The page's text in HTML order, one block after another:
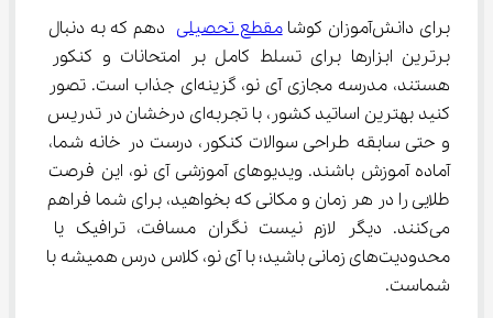
برای دانش‌آموزان کوشا مقطع تحصیلی دهم که به دنبال
برترین ابزارها برای تسلط کامل بر امتحانات و کنکور
هستند، مدرسه مجازی آی نو، گزینه‌ای جذاب است. تصور
کنید بهترین اساتید کشور، با تجربه‌ای درخشان در تدریس
و حتی سابقه طراحی سوالات کنکور، درست در خانه شما،
آماده آموزش باشند. ویدیوهای آموزشی آی نو، این فرصت
طلایی را در هر زمان و مکانی که بخواهید، برای شما فراهم
می‌کنند. دیگر لازم نیست نگران مسافت، ترافیک یا
محدودیت‌های زمانی باشید؛ با آی نو، کلاس درس همیشه با
شماست.